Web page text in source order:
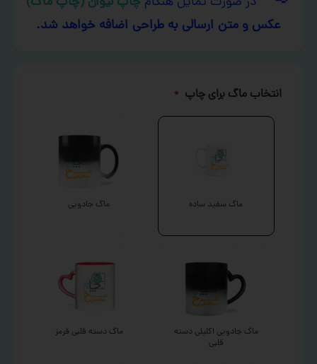
عکس و متن ارسالی به طراحی اضافه خواهد شد.
انتخاب ماگ برای چاپ *
ماگ سفید ساده ماگ جادویی
ماگ جادویی اکلیلی دسته
قلبی
ماگ دسته قلبی قرمز